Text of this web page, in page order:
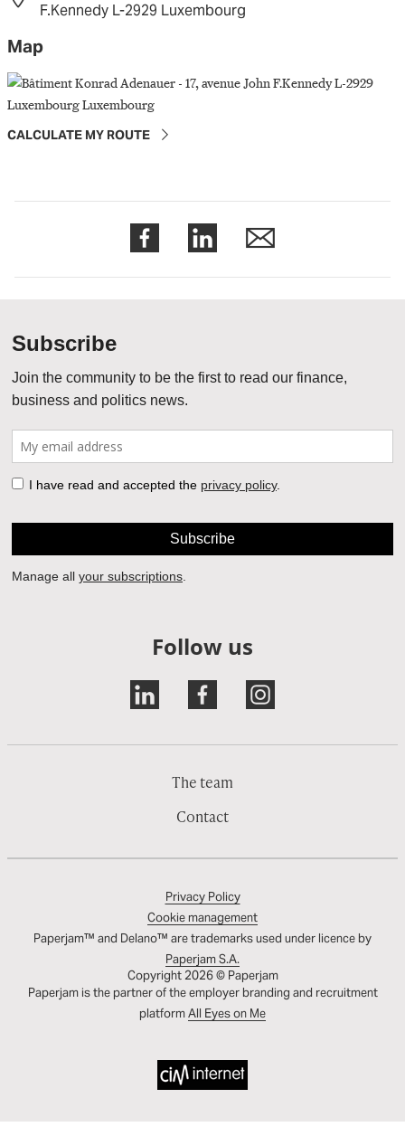
F.Kennedy L-2929 Luxembourg
Map
CALCULATE MY ROUTE
Follow us
The team
Contact
Privacy Policy
Cookie management
Paperjam™ and Delano™ are trademarks used under licence by
Paperjam S.A.
Copyright 2026 © Paperjam
Paperjam is the partner of the employer branding and recruitment
platformAll Eyes on Me